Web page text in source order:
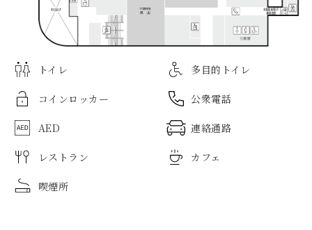
トイレ 多目的トイレ
コインロッカー 公衆電話
AED 連絡通路
レストラン カフェ
喫煙所